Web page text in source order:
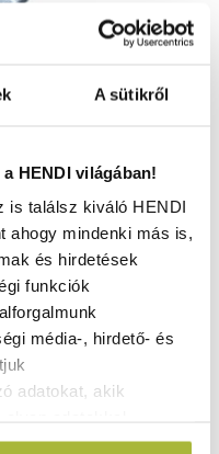
A sütikről
HENDI világában!
is találsz kiváló HENDI
ahogy mindenki más is,
és hirdetések
funkciók
média-, hirdető- és
adatokat, akik
vagy az általad
Ft